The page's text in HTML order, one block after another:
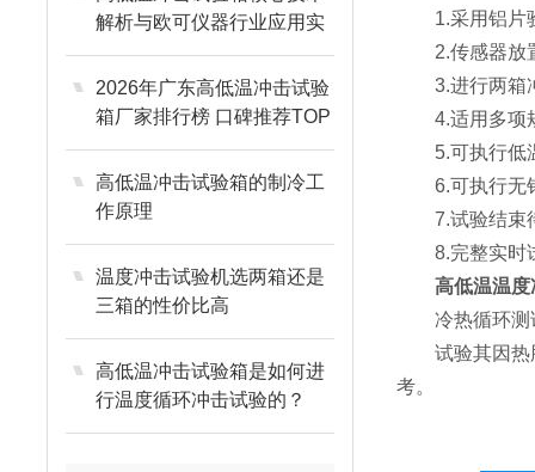
解析与欧可仪器行业应用实
践
2026年广东高低温冲击试验
箱厂家排行榜 口碑推荐TOP
6
高低温冲击试验箱的制冷工
作原理
温度冲击试验机选两箱还是
三箱的性价比高
高低温冲击试验箱是如何进
行温度循环冲击试验的？
1.采用铝片
2.传感器放置
3.进行两箱冲
4.适用多项
5.可执行低
6.可执行无
7.试验结束待
8.完整实时
高低温温
冷热循环测试
试验其因热胀
考。